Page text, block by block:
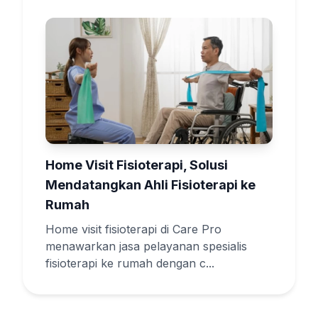
Home Visit Fisioterapi, Solusi
Mendatangkan Ahli Fisioterapi ke
Rumah
Home visit fisioterapi di Care Pro
menawarkan jasa pelayanan spesialis
fisioterapi ke rumah dengan c...